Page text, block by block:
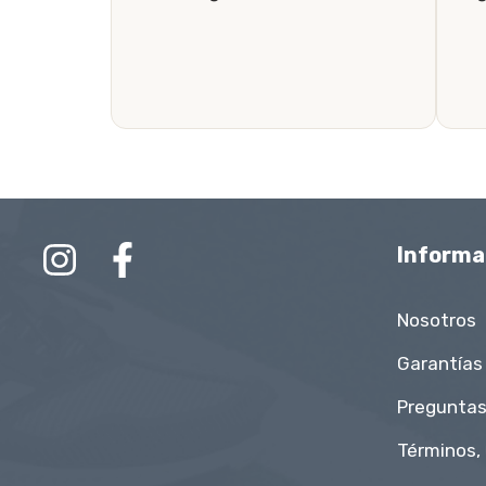
Nosotros
Garantías